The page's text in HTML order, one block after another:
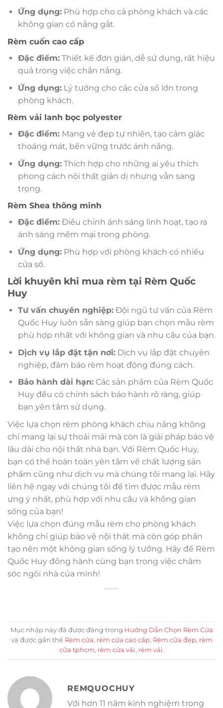
Ứng dụng:Phù hợp cho cả phòng khách và các
không gian có nắng gắt.
Rèm cuốn cao cấp
Đặc điểm:Thiết kế đơn giản, dễ sử dụng, rất hiệu
quả trong việc chắn nắng.
Ứng dụng:Lý tưởng cho các cửa sổ lớn trong
phòng khách.
Rèm vải lanh bọc polyester
Đặc điểm:Mang vẻ đẹp tự nhiên, tạo cảm giác
thoáng mát, bền vững trước ánh nắng.
Ứng dụng:Thích hợp cho những ai yêu thích
phong cách nội thất giản dị nhưng vẫn sang
trọng.
Rèm Shea thông minh
Đặc điểm:Điều chỉnh ánh sáng linh hoạt, tạo ra
ánh sáng mềm mại trong phòng.
Ứng dụng:Phù hợp với phòng khách có nhiều
cửa sổ.
Lời khuyên khi mua rèm tại Rèm Quốc
Huy
Tư vấn chuyên nghiệp:Đội ngũ tư vấn của Rèm
Quốc Huy luôn sẵn sàng giúp bạn chọn mẫu rèm
phù hợp nhất với không gian và nhu cầu của bạn.
Dịch vụ lắp đặt tận nơi:Dịch vụ lắp đặt chuyên
nghiệp, đảm bảo rèm hoạt động đúng cách.
Bảo hành dài hạn:Các sản phẩm của Rèm Quốc
Huy đều có chính sách bảo hành rõ ràng, giúp
bạn yên tâm sử dụng.
Việc lựa chọn rèm phòng khách chịu nắng không
chỉ mang lại sự thoải mái mà còn là giải pháp bảo vệ
lâu dài cho nội thất nhà bạn. Với Rèm Quốc Huy,
bạn có thể hoàn toàn yên tâm về chất lượng sản
phẩm cũng như dịch vụ mà chúng tôi mang lại. Hãy
liên hệ ngay với chúng tôi để tìm được mẫu rèm
ưng ý nhất, phù hợp với nhu cầu và không gian
sống của bạn!
Việc lựa chọn đúng mẫu rèm cho phòng khách
không chỉ giúp bảo vệ nội thất mà còn góp phần
tạo nên một không gian sống lý tưởng. Hãy để Rèm
Quốc Huy đồng hành cùng bạn trong việc chăm
sóc ngôi nhà của mình!
Mục nhập này đã được đăng trong Hướng Dẫn Chọn Rèm Cửa
và được gắn thẻ Rèm cửa, rèm cửa cao cấp, Rèm cửa đẹp, rèm
cửa tphcm, rèm cửa vải, rèm vải.
REMQUOCHUY
Với hơn 11 năm kinh nghiệm trong